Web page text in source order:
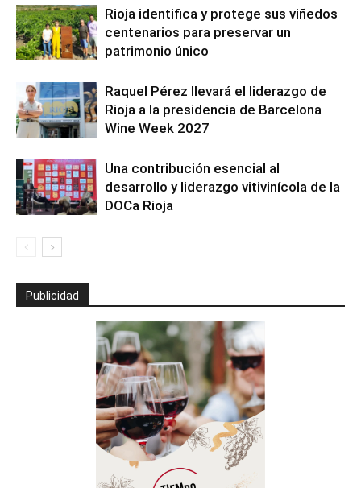
Rioja identifica y protege sus viñedos
centenarios para preservar un
patrimonio único
Raquel Pérez llevará el liderazgo de
Rioja a la presidencia de Barcelona
Wine Week 2027
Una contribución esencial al
desarrollo y liderazgo vitivinícola de la
DOCa Rioja
Publicidad